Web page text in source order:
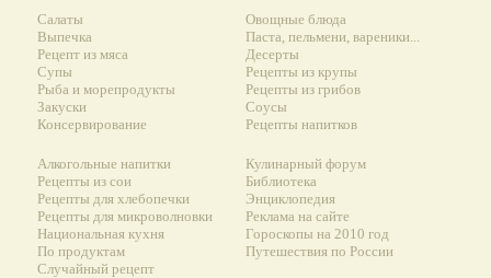
Салаты
Выпечка
Рецепт из мяса
Супы
Рыба и морепродукты
Закуски
Консервирование
Овощные блюда
Паста, пельмени, вареники...
Десерты
Рецепты из крупы
Рецепты из грибов
Соусы
Рецепты напитков
Алкогольные напитки
Рецепты из сои
Рецепты для хлебопечки
Рецепты для микроволновки
Национальная кухня
По продуктам
Случайный рецепт
Кулинарный форум
Библиотека
Энциклопедия
Реклама на сайте
Гороскопы на 2010 год
Путешествия по России